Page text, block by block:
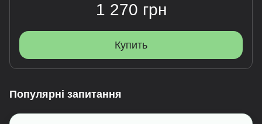
1 270 грн
Купить
Популярні запитання